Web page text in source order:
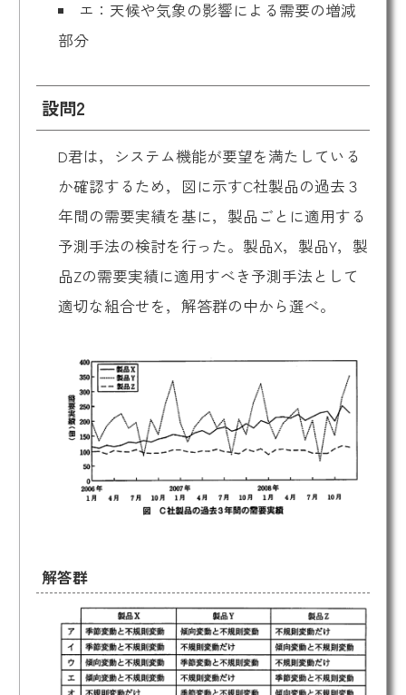
エ：天候や気象の影響による需要の増減
部分
設問2
D君は，システム機能が要望を満たしている
か確認するため，図に示すC社製品の過去３
年間の需要実績を基に，製品ごとに適用する
予測手法の検討を行った。製品X，製品Y，製
品Zの需要実績に適用すべき予測手法として
適切な組合せを，解答群の中から選べ。
解答群